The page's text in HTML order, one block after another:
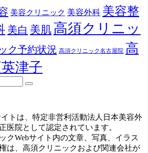
美容クリニック 美容外科 美容整
美白 美肌 高須クリニッ
ク予約状況 高須クリニック名古屋院 高
津子
イトは、特定非営利活動法人日本美容外
医院として認定されています。
クWebサイト内の文章、写真、イラス
は、高須クリニックおよび関連会社が